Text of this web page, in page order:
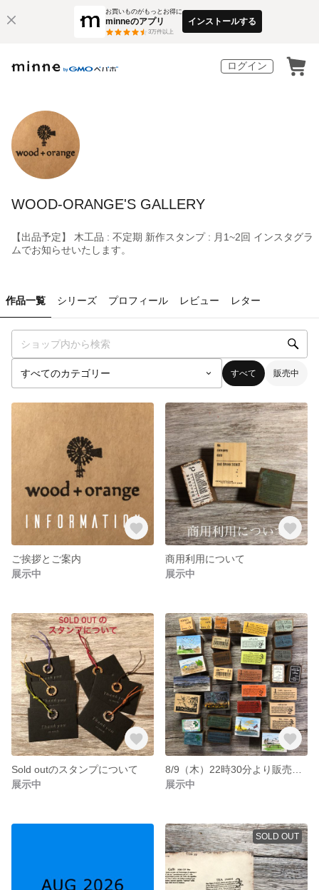
お買いものがもっとお得に
minneのアプリ
3万件以上
インストールする
ログイン
WOOD-ORANGE'S GALLERY
【出品予定】 木工品 : 不定期 新作スタンプ : 月1~2回 インスタグラ
ムでお知らせいたします。
作品一覧 シリーズ プロフィール レビュー レター
すべて 販売中
ご挨拶とご案内
展示中
商用利用について
展示中
Sold outのスタンプについて
展示中
展示中
SOLD OUT